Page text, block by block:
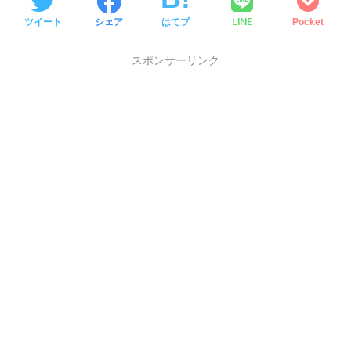
ツイート シェア はてブ LINE Pocket
スポンサーリンク